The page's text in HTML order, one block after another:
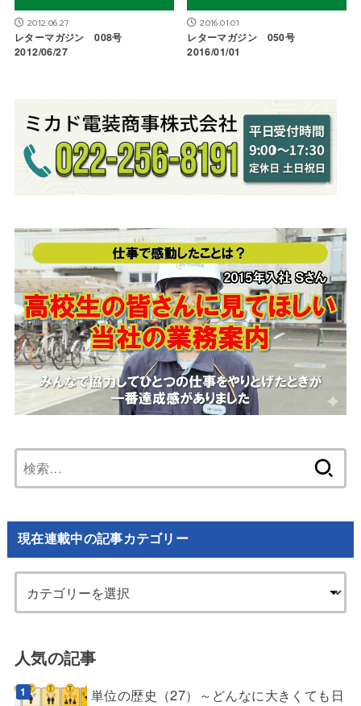
2012.06.27
レターマガジン 008号
2012/06/27
2016.01.01
レターマガジン 050号
2016/01/01
索:
現在連載中の記事カテゴリー
人気の記事
単位の歴史（27）～どんなに大きくても日